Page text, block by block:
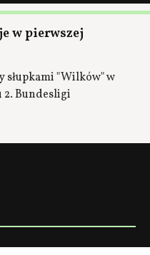
w pierwszej
słupkami "Wilków" w
2. Bundesligi